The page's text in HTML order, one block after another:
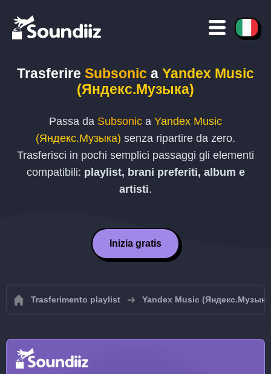
Trasferire Subsonic a Yandex Music
(Яндекс.Музыка)
Passa da Subsonic a Yandex Music
(Яндекс.Музыка) senza ripartire da zero.
Trasferisci in pochi semplici passaggi gli elementi
compatibili: playlist, brani preferiti, album e
artisti.
Inizia gratis
Trasferimento playlist Yandex Music